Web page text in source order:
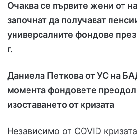
Очаква се първите жени от
започнат да получават
универсалните фондове
г.
Даниела Петкова от УС на
момента фондовете
изоставането от кризата
Независимо от COVID